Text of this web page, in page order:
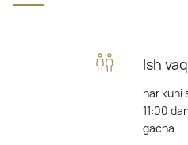
Ish
har kuni
11:00
gacha